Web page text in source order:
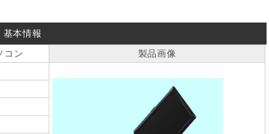
基本情報
コン
製品画像